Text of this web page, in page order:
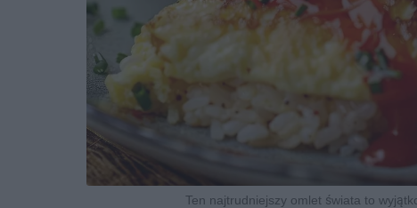
Ten najtrudniejszy omlet świata to